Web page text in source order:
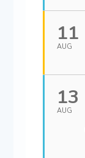
11
AUG
13
AUG